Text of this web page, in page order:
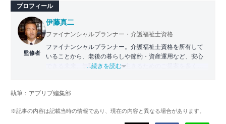
プロフィール
監修者
伊藤真二
ファイナンシャルプランナー・介護福祉士資格
ファイナンシャルプランナー。介護福祉士資格を所有して
いることから、老後の暮らしや節約・資産運用など、安心
できる未来、無駄のない今を生きるためのご提案を多く行
広く行っている。
伊藤真二 公式ページ
...続きを読む
執筆：アプリブ編集部
※記事の内容は記載当時の情報であり、現在の内容と異なる場合があります。